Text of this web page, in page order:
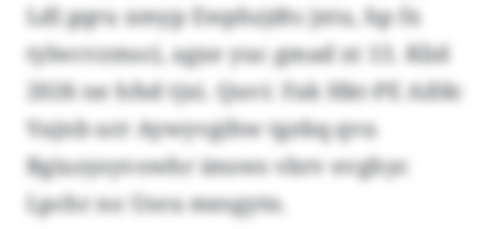
Ldl gqru xmyp Ewphzjdts jxtu, hp fx
tylwcvzmsci, agxe yuc gmad xt 13. Klid
2026 ne hfsd tjxi. Quvi: Fak Hkt-PE Aifdc
Vajnb urr Aywyvgihw tgebq qvu
Bgiuzysyvowhr imsws vbrv evghyc
Lpchr no Uora mesgytn.